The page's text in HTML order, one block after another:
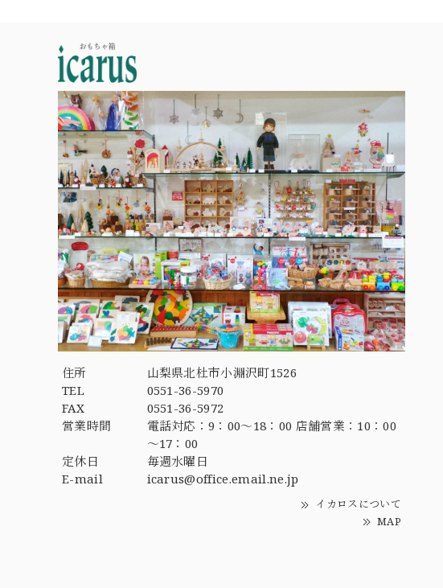
住所
山梨県北杜市小淵沢町1526
TEL
0551-36-5970
FAX
0551-36-5972
営業時間
電話対応：9：00～18：00 店舗営業：10：00
～17：00
定休日
毎週水曜日
E-mail
icarus@office.email.ne.jp
イカロスについて
MAP